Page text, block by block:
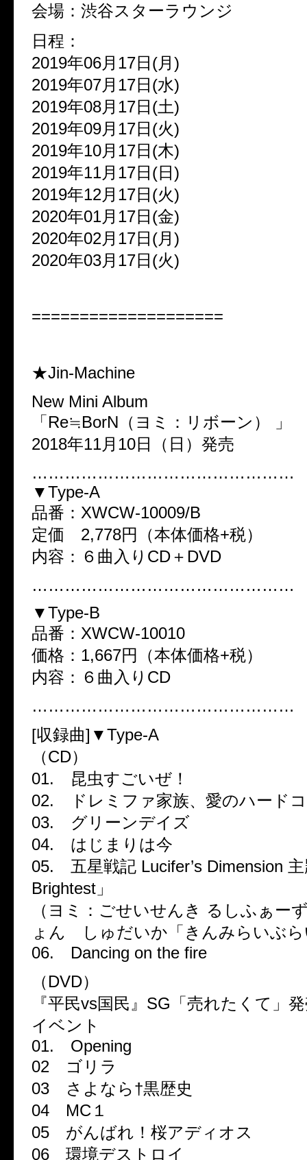
会場：渋谷スターラウンジ
日程：
2019年06月17日(月)
2019年07月17日(水)
2019年08月17日(土)
2019年09月17日(火)
2019年10月17日(木)
2019年11月17日(日)
2019年12月17日(火)
2020年01月17日(金)
2020年02月17日(月)
2020年03月17日(火)
====================
★Jin-Machine
New Mini Album
「Re≒BorN（ヨミ：リボーン） 」
2018年11月10日（日）発売
…………………………………………
▼Type-A
品番：XWCW-10009/B
定価 2,778円（本体価格+税）
内容：６曲入りCD＋DVD
…………………………………………
▼Type-B
品番：XWCW-10010
価格：1,667円（本体価格+税）
内容：６曲入りCD
…………………………………………
[収録曲]▼Type-A
（CD）
01. 昆虫すごいぜ！
02. ドレミファ家族、愛のハード
03. グリーンデイズ
04. はじまりは今
05. 五星戦記 Lucifer’s Dimension
Brightest」
（ヨミ：ごせいせんき るしふぁー
ょん しゅだいか「きんみらいぶら
06. Dancing on the fire
（DVD）
『平民vs国民』SG「売れたくて」
イベント
01. Opening
02 ゴリラ
03 さよなら†黒歴史
04 MC１
05 がんばれ！桜アディオス
06 環境デストロイ